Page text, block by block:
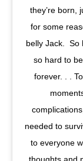
they’re born,
for some
belly Jack. So
so hard to
forever. . .
needed to
to everyone